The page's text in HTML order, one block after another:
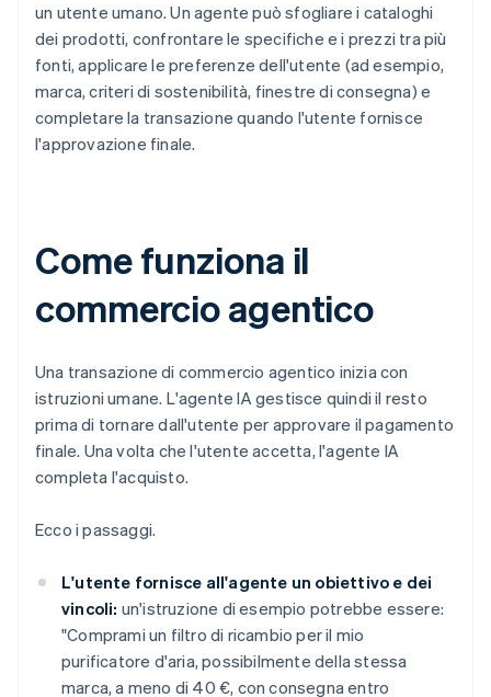
un utente umano. Un agente può sfogliare i cataloghi
dei prodotti, confrontare le specifiche e i prezzi tra più
fonti, applicare le preferenze dell'utente (ad esempio,
marca, criteri di sostenibilità, finestre di consegna) e
completare la transazione quando l'utente fornisce
l'approvazione finale.
Come funziona il
commercio agentico
Una transazione di commercio agentico inizia con
istruzioni umane. L'agente IA gestisce quindi il resto
prima di tornare dall'utente per approvare il pagamento
finale. Una volta che l'utente accetta, l'agente IA
completa l'acquisto.
Ecco i passaggi.
L'utente fornisce all'agente un obiettivo e dei
vincoli: un'istruzione di esempio potrebbe essere:
"Comprami un filtro di ricambio per il mio
purificatore d'aria, possibilmente della stessa
marca, a meno di 40 €, con consegna entro